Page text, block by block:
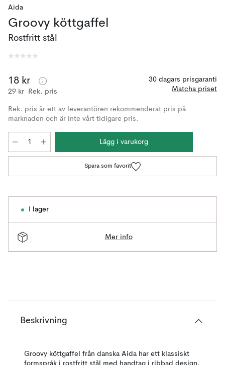
Aida
Groovy köttgaffel
Rostfritt stål
18 kr
29 kr Rek. pris
30 dagars prisgaranti
Matcha priset
Rek. pris är ett av leverantören rekommenderat pris på
marknaden och är inte vårt tidigare pris.
Lägg i varukorg
Spara som favorit
I lager
Mer info
Beskrivning
Groovy köttgaffel från danska Aida har ett klassiskt
formspråk i rostfritt stål med handtag i ribbad design.